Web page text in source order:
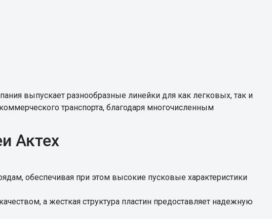
выпускает разнообразные линейки для как легковых, так и
транспорта, благодаря многочисленным
Актех
обеспечивая при этом высокие пусковые характеристики
а жесткая структура пластин предоставляет надежную